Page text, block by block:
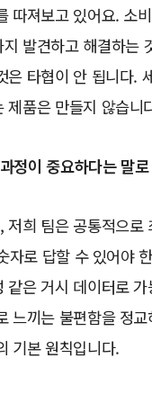
따져보고 있어요. 소
발견하고 해결하는
은 타협이 안 됩니다.
제품은 만들지 않습니
정이 중요하다는 말
희 팀은 공통적으
자로 답할 수 있어야
같은 거시 데이터로
느끼는 불편함을 정
기본 원칙입니다.